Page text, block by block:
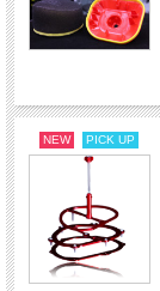
NEW PICK UP